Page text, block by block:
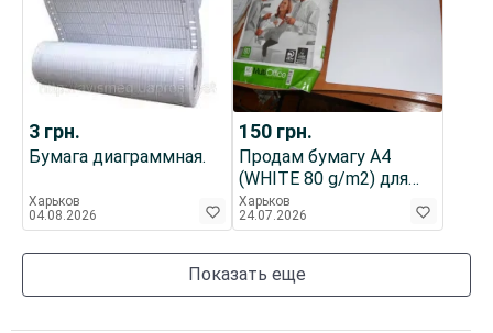
3 грн.
Бумага диаграммная.
Харьков
04.08.2026
150 грн.
Продам бумагу А4
(WHITE 80 g/m2) для
принтера, ксерокса
(офисная)
Харьков
24.07.2026
Показать еще